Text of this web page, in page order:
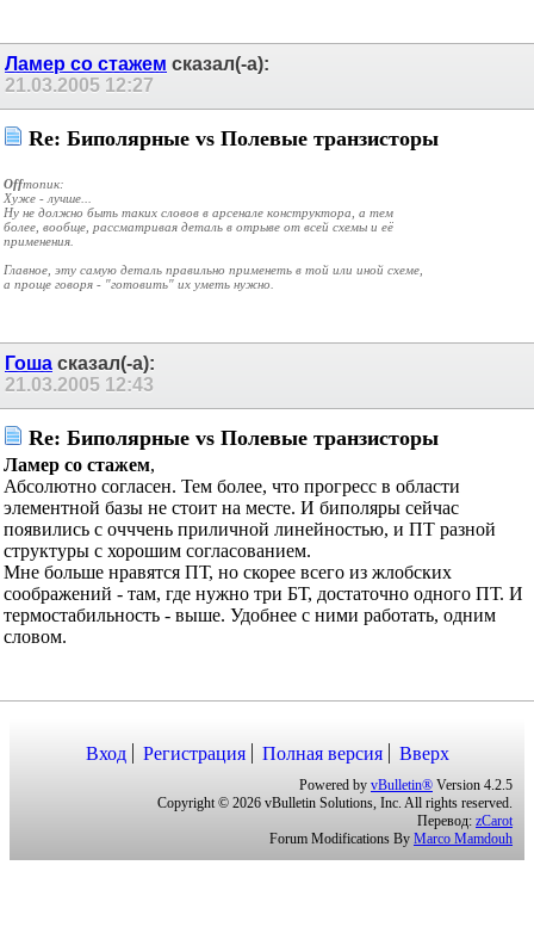
Ламер со стажемсказал(-а):
21.03.2005
Re: Биполярные vs Полевые транзисторы
Offтопик:
Хуже - лучше...
Ну не должно быть таких словов в арсенале конструктора, а тем
более, вообще, рассматривая деталь в отрыве от всей схемы и её
применения.
Главное, эту самую деталь правильно применеть в той или иной схеме,
а проще говоря - "готовить" их уметь нужно.
Гошасказал(-а):
21.03.2005
Re: Биполярные vs Полевые транзисторы
Ламер со стажем,
Абсолютно согласен. Тем более, что прогресс в области
элементной базы не стоит на месте. И биполяры сейчас
появились с очччень приличной линейностью, и ПТ разной
структуры с хорошим согласованием.
Мне больше нравятся ПТ, но скорее всего из жлобских
соображений - там, где нужно три БТ, достаточно одного ПТ. И
термостабильность - выше. Удобнее с ними работать, одним
словом.
Вход Регистрация Полная версия Вверх
Powered by vBulletin® Version 4.2.5
Copyright © 2026 vBulletin Solutions, Inc. All rights reserved.
Перевод: zCarot
Forum Modifications By Marco Mamdouh